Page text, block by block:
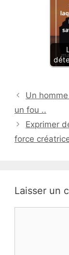
Un
un fou ..
Exprimer
force
Laisser un